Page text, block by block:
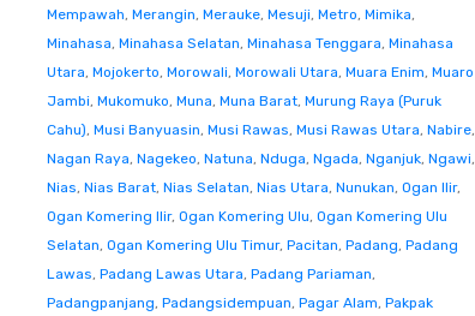
Mempawah, Merangin, Merauke, Mesuji, Metro, Mimika,
Minahasa, Minahasa Selatan, Minahasa Tenggara, Minahasa
Utara, Mojokerto, Morowali, Morowali Utara, Muara Enim, Muaro
Jambi, Mukomuko, Muna, Muna Barat, Murung Raya (Puruk
Cahu), Musi Banyuasin, Musi Rawas, Musi Rawas Utara, Nabire,
Nagan Raya, Nagekeo, Natuna, Nduga, Ngada, Nganjuk, Ngawi,
Nias, Nias Barat, Nias Selatan, Nias Utara, Nunukan, Ogan Ilir,
Ogan Komering Ilir, Ogan Komering Ulu, Ogan Komering Ulu
Selatan, Ogan Komering Ulu Timur, Pacitan, Padang, Padang
Lawas, Padang Lawas Utara, Padang Pariaman,
Padangpanjang, Padangsidempuan, Pagar Alam, Pakpak